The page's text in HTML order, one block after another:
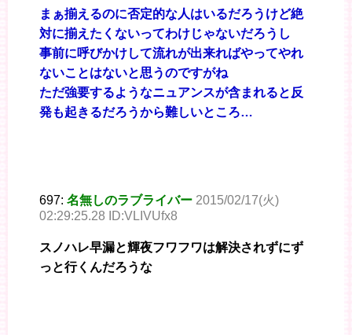
まぁ揃えるのに否定的な人はいるだろうけど絶
対に揃えたくないってわけじゃないだろうし
事前に呼びかけして流れが出来ればやってやれ
ないことはないと思うのですがね
ただ強要するようなニュアンスが含まれると反
発も起きるだろうから難しいところ…
697: 名無しのラブライバー 2015/02/17(火)
02:29:25.28 ID:VLIVUfx8
スノハレ早漏と輝夜フワフワは解決されずにず
っと行くんだろうな